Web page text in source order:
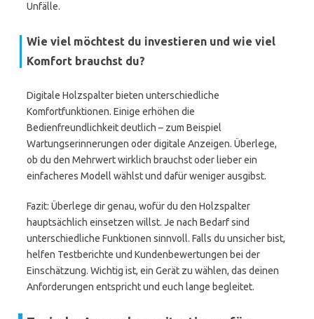
Unfälle.
Wie viel möchtest du investieren und wie viel
Komfort brauchst du?
Digitale Holzspalter bieten unterschiedliche
Komfortfunktionen. Einige erhöhen die
Bedienfreundlichkeit deutlich – zum Beispiel
Wartungserinnerungen oder digitale Anzeigen. Überlege,
ob du den Mehrwert wirklich brauchst oder lieber ein
einfacheres Modell wählst und dafür weniger ausgibst.
Fazit: Überlege dir genau, wofür du den Holzspalter
hauptsächlich einsetzen willst. Je nach Bedarf sind
unterschiedliche Funktionen sinnvoll. Falls du unsicher bist,
helfen Testberichte und Kundenbewertungen bei der
Einschätzung. Wichtig ist, ein Gerät zu wählen, das deinen
Anforderungen entspricht und euch lange begleitet.